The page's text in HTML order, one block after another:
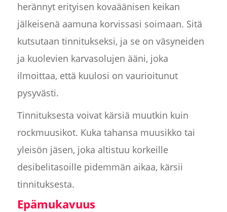
herännyt erityisen kovaäänisen keikan
jälkeisenä aamuna korvissasi soimaan. Sitä
kutsutaan tinnitukseksi, ja se on väsyneiden
ja kuolevien karvasolujen ääni, joka
ilmoittaa, että kuulosi on vaurioitunut
pysyvästi.
Tinnituksesta voivat kärsiä muutkin kuin
rockmuusikot. Kuka tahansa muusikko tai
yleisön jäsen, joka altistuu korkeille
desibelitasoille pidemmän aikaa, kärsii
tinnituksesta.
Epämukavuus